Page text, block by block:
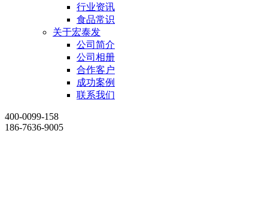
行业资讯
食品常识
关于宏泰发
公司简介
公司相册
合作客户
成功案例
联系我们
400-0099-158
186-7636-9005